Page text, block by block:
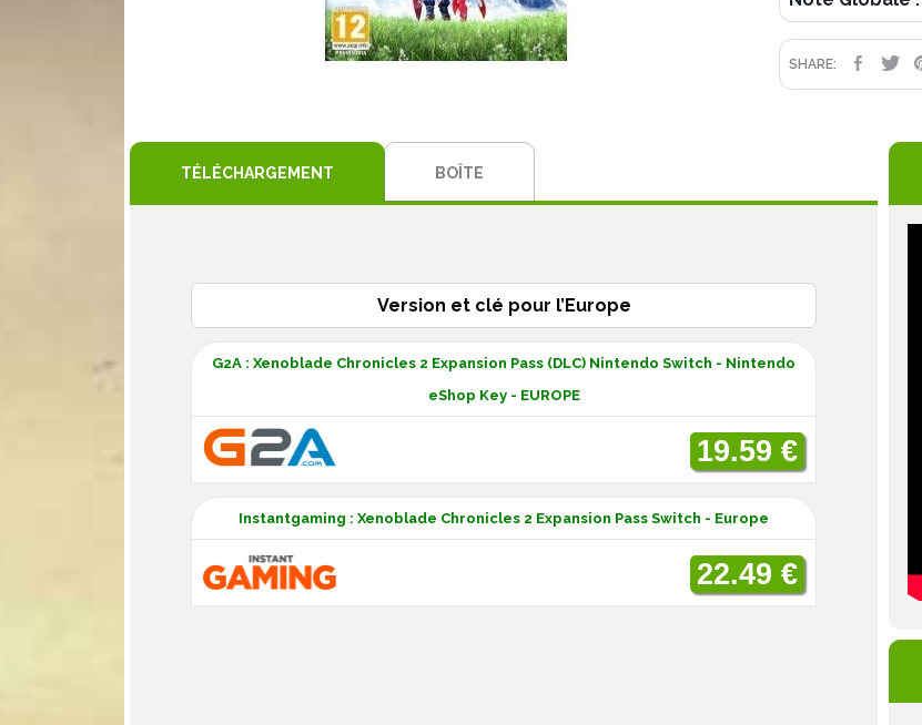
SHARE:
TÉLÉCHARGEMENT BOÎTE
Version et clé pour l’Europe
G2A : Xenoblade Chronicles 2 Expansion Pass (DLC) Nintendo Switch - Nintendo
eShop Key - EUROPE
19.59 €
Instantgaming : Xenoblade Chronicles 2 Expansion Pass Switch - Europe
22.49 €